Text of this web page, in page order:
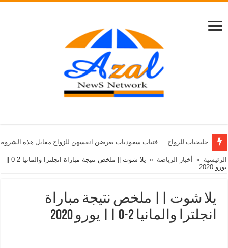
خليجيات للزواج … فتيات سعوديات يعرضن انفسهن للزواج مقابل هذه
الرئيسية » أخبار الرياضة »
يورو 2020
يلا شوت || ملخص نتيجة مباراة
انجلترا والمانيا 2-0 || يورو 2020